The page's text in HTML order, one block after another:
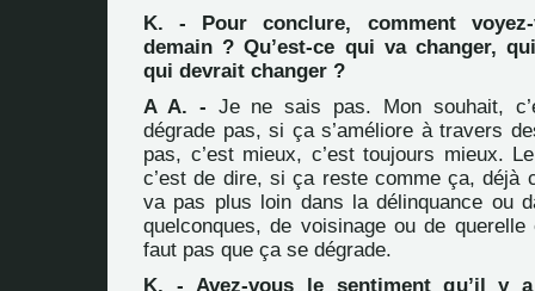
K. - Pour conclure, comment
demain ? Qu’est-ce qui va changer,
qui devrait changer ?
A A. - Je ne sais pas. Mon souhait,
dégrade pas, si ça s’améliore à travers
pas, c’est mieux, c’est toujours mieux.
c’est de dire, si ça reste comme ça, déjà
va pas plus loin dans la délinquance ou
quelconques, de voisinage ou de
faut pas que ça se dégrade.
K. - Avez-vous le sentiment qu’il y